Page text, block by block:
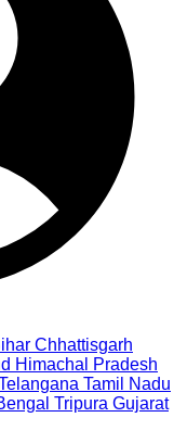
Chhattisgarh
Himachal Pradesh
Tamil Nadu
Tripura Gujarat